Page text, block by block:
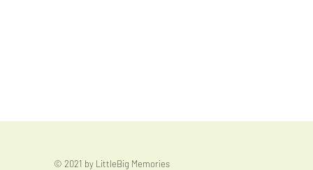
© 2021 by LittleBig Memories